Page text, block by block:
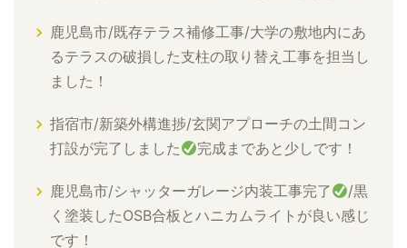
鹿児島市/既存テラス補修工事/大学の敷地内にあ
るテラスの破損した支柱の取り替え工事を担当し
ました！
指宿市/新築外構進捗/玄関アプローチの土間コン
打設が完了しました
完成まであと少しです！
鹿児島市/シャッターガレージ内装工事完了
/黒
く塗装したOSB合板とハニカムライトが良い感じ
です！